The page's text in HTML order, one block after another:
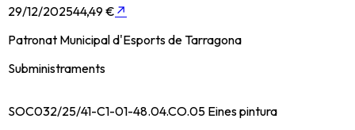
29/12/202544,49 € ↗
Patronat Municipal d'Esports de Tarragona
Subministraments
SOC032/25/41-C1-01-48.04.CO.05 Eines pintura